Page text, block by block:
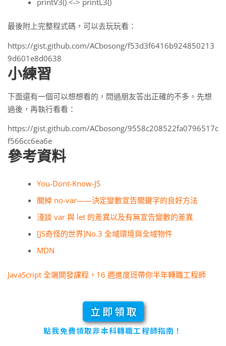
最後附上完整程式碼，可以去玩玩看：
https://gist.github.com/ACbosong/f53d3f6416b924850213
9d601e8d0638
小練習
下面還有一個可以想想看的，問過朋友答出正確的不多。先想
過後，再執行看看：
https://gist.github.com/ACbosong/9558c208522fa0796517c
f566cc6ea6e
參考資料
You-Dont-Know-JS
關掉 no-var——決定變數宣告關鍵字的良好方法
淺談 var 與 let 的差異以及有無宣告變數的差異
[JS奇怪的世界]No.3 全域環境與全域物件
MDN
JavaScript 全端開發課程，16 週進度班帶你半年轉職工程師
立即領取
點我免費領取非本科轉職工程師指南！